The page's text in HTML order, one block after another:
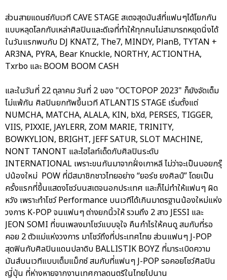
ส่วนสายแดนซ์กับเวที CAVE STAGE สเตจสุดมันส์ที่แฟนๆได้โยกกัน
แบบหลุดโลกกับเหล่าศิลปินและดีเจที่ทำให้ทุกคนไม่สามารถหยุดนิ่งได้
ในวันแรกพบกับ DJ KNATZ, The7, MINDY, PlanB, TYTAN +
AR3NA, PYRA, Bear Knuckle, NORTHY, ACTIONTHA,
Txrbo และ BOOM BOOM CASH
และในวันที่ 22 ตุลาคม วันที่ 2 ของ "OCTOPOP 2023" ก็ยังจัดเต็ม
ไม่แพ้กัน ศิลปินยกทัพขึ้นเวที ATLANTIS STAGE เริ่มตั้งแต่
NUMCHA, MATCHA, ALALA, KIN, bXd, PERSES, TIGGER,
VIIS, PIXXIE, JAYLERR, ZOM MARIE, TRINITY,
BOWKYLION, BRIGHT, JEFF SATUR, SLOT MACHINE,
NONT TANONT และไฮไลท์เด็ดกับศิลปินระดับ
INTERNATIONAL เพราะขนกันมาจากฝั่งเกาหลี ไม่ว่าจะเป็นบอยกรุ๊
ปน้องใหม่ POW ที่มีสมาชิกชาวไทยอย่าง “ยอร์ช ยงศิลป์” โดยเป็น
ครั้งแรกที่ขึ้นแสดงโชว์บนสเตจนอกประเทศ และก็ไม่ทำให้แฟนๆ ผิด
หวัง เพราะทำโชว์ Performance บนเวทีได้เกินมาตรฐานน้องใหม่แห่ง
วงการ K-POP จนแฟนๆ ต่างยกนิ้วให้ รวมถึง 2 สาว JESSI และ
JEON SOMI ที่ขนเพลงมาโชว์แบบจุใจ คืนกำไรให้คนดู สมกับที่รอ
คอย 2 ตัวแม่แห่งวงการ มาโชว์ถึงที่ประเทศไทย ส่วนแฟนๆ J-POP
สุดฟินกับศิลปินแดนปลาดิบ BALLISTIK BOYZ ที่มาระเบิดความ
มันส์บนเวทีแบบเต็มแม็กซ์ สมกับที่แฟนๆ J-POP รอคอยโชว์ศิลปิน
ญี่ปุ่น ที่ห่างหายจากงานเทศกาลดนตรีในไทยไปนาน